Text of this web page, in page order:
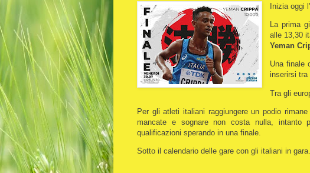
Inizia oggi
La prima
alle 13,30
Yeman
Una finale
inserirsi
Tra gli
Per gli atleti italiani raggiungere un podio
mancate e sognare non costa nulla,
qualificazioni sperando in una finale.
Sotto il calendario delle gare con gli italiani in gara.